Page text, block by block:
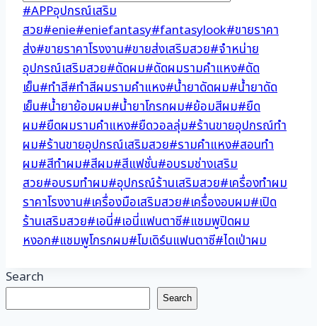
Post
Tags:
#APPอุปกรณ์เสริม
สวย#enie#eniefantasy#fantasylook#ขายราคา
ส่ง#ขายราคาโรงงาน#ขายส่งเสริมสวย#จำหน่าย
อุปกรณ์เสริมสวย#ดัดผม#ดัดผมรามคำแหง#ดัด
เย็น#ทำสี#ทำสีผมรามคำแหง#น้ำยาดัดผม#น้ำยาดัด
เย็น#น้ำยาย้อมผม#น้ำยาโกรกผม#ย้อมสีผม#ยืด
ผม#ยืดผมรามคำแหง#ยืดวอลลุ่ม#ร้านขายอุปกรณ์ทํา
ผม#ร้านขายอุปกรณ์เสริมสวย#รามคำแหง#สอนทำ
ผม#สีทำผม#สีผม#สีแฟชั่น#อบรมช่างเสริม
สวย#อบรมทำผม#อุปกรณ์ร้านเสริมสวย#เครื่องทำผม
ราคาโรงงาน#เครื่องมือเสริมสวย#เครื่องอบผม#เปิด
ร้านเสริมสวย#เอนี่#เอนี่แฟนตาซี#แชมพูปิดผม
หงอก#แชมพูโกรกผม#โมเดิร์นแฟนตาซี#ไดเป่าผม
Search
Search